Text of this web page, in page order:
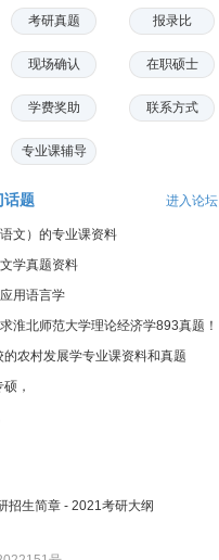
考研真题 报录比
现场确认 在职硕士
学费奖助 联系方式
专业课辅导
话题 进入论坛
文）的专业课资料
学真题资料
用语言学
淮北师范大学理论经济学893真题！
农村发展学专业课资料和真题
，
招生简章 - 2021考研大纲